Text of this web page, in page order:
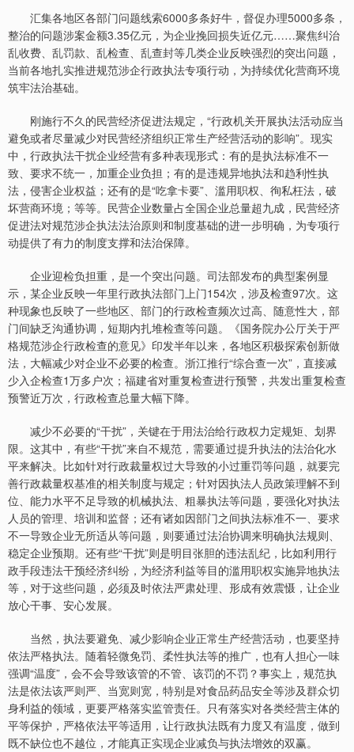
汇集各地区各部门问题线索6000多条好牛，督促办理5000多条，
整治的问题涉案金额3.35亿元，为企业挽回损失近亿元……聚焦纠治
乱收费、乱罚款、乱检查、乱查封等几类企业反映强烈的突出问题，
当前各地扎实推进规范涉企行政执法专项行动，为持续优化营商环境
筑牢法治基础。
刚施行不久的民营经济促进法规定，“行政机关开展执法活动应当
避免或者尽量减少对民营经济组织正常生产经营活动的影响”。现实
中，行政执法干扰企业经营有多种表现形式：有的是执法标准不一
致、要求不统一，加重企业负担；有的是违规异地执法和趋利性执
法，侵害企业权益；还有的是“吃拿卡要”、滥用职权、徇私枉法，破
坏营商环境；等等。民营企业数量占全国企业总量超九成，民营经济
促进法对规范涉企执法法治原则和制度基础的进一步明确，为专项行
动提供了有力的制度支撑和法治保障。
企业迎检负担重，是一个突出问题。司法部发布的典型案例显
示，某企业反映一年里行政执法部门上门154次，涉及检查97次。这
种现象也反映了一些地区、部门的行政检查频次过高、随意性大，部
门间缺乏沟通协调，短期内扎堆检查等问题。《国务院办公厅关于严
格规范涉企行政检查的意见》印发半年以来，各地区积极探索创新做
法，大幅减少对企业不必要的检查。浙江推行“综合查一次”，直接减
少入企检查1万多户次；福建省对重复检查进行预警，共发出重复检查
预警近万次，行政检查总量大幅下降。
减少不必要的“干扰”，关键在于用法治给行政权力定规矩、划界
限。这其中，有些“干扰”来自不规范，需要通过提升执法的法治化水
平来解决。比如针对行政裁量权过大导致的小过重罚等问题，就要完
善行政裁量权基准的相关制度与规定；针对因执法人员政策理解不到
位、能力水平不足导致的机械执法、粗暴执法等问题，要强化对执法
人员的管理、培训和监督；还有诸如因部门之间执法标准不一、要求
不一导致企业无所适从等问题，则要通过法治协调来明确执法规则、
稳定企业预期。还有些“干扰”则是明目张胆的违法乱纪，比如利用行
政手段违法干预经济纠纷，为经济利益等目的滥用职权实施异地执法
等，对于这些问题，必须及时依法严肃处理、形成有效震慑，让企业
放心干事、安心发展。
当然，执法要避免、减少影响企业正常生产经营活动，也要坚持
依法严格执法。随着轻微免罚、柔性执法等的推广，也有人担心一味
强调“温度”，会不会导致该管的不管、该罚的不罚？事实上，规范执
法是依法该严则严、当宽则宽，特别是对食品药品安全等涉及群众切
身利益的领域，更要严格落实监管责任。只有落实对各类经营主体的
平等保护，严格依法平等适用，让行政执法既有力度又有温度，做到
既不缺位也不越位，才能真正实现企业减负与执法增效的双赢。